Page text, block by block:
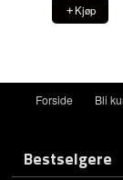
Kjøp
Forside Bli
Bestselgere